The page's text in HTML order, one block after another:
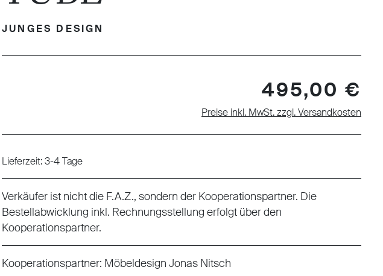
JUNGES DESIGN
495,00 €
Preise inkl. MwSt. zzgl. Versandkosten
Lieferzeit: 3-4 Tage
Verkäufer ist nicht die F.A.Z., sondern der Kooperationspartner. Die
Bestellabwicklung inkl. Rechnungsstellung erfolgt über den
Kooperationspartner.
Kooperationspartner: Möbeldesign Jonas Nitsch